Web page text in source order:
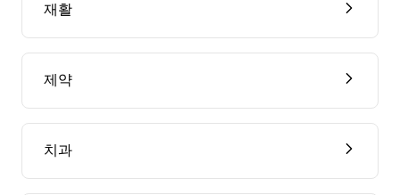
재활
제약
치과